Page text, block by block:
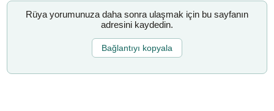
Rüya yorumunuza daha sonra ulaşmak için bu sayfanın
adresini kaydedin.
Bağlantıyı kopyala